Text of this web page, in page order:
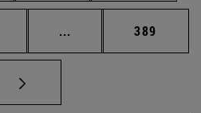
... Páginas intermedias
Página
389